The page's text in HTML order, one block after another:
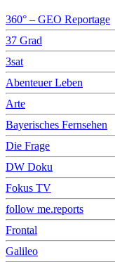
360° – GEO Reportage
37 Grad
3sat
Abenteuer Leben
Arte
Bayerisches Fernsehen
Die Frage
DW Doku
Fokus TV
follow me.reports
Frontal
Galileo